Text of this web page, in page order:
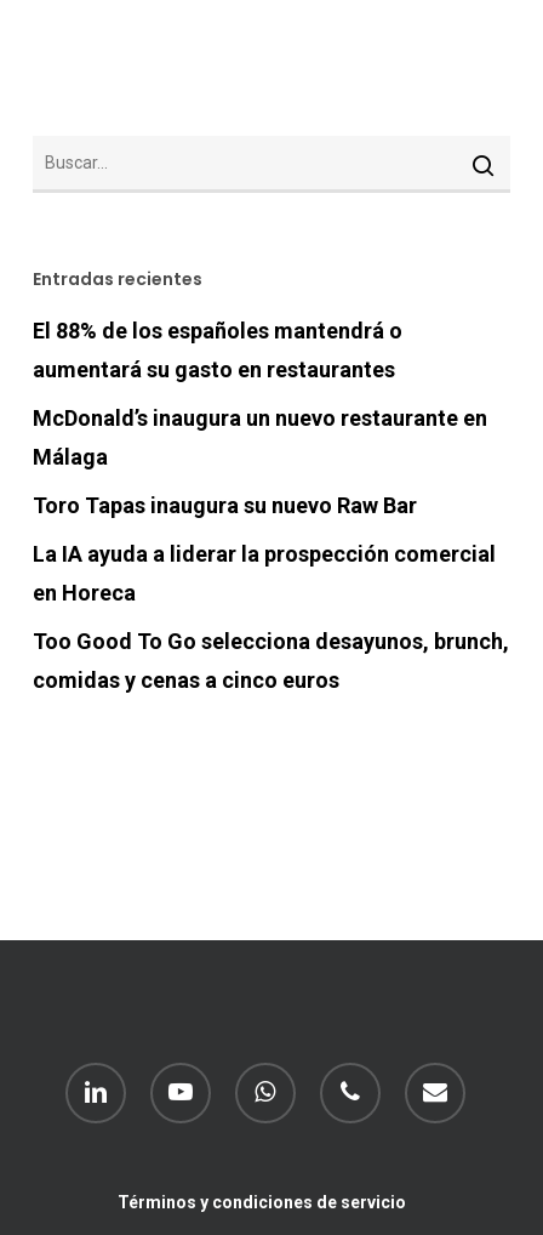
Entradas recientes
El 88% de los españoles mantendrá o
aumentará su gasto en restaurantes
McDonald’s inaugura un nuevo restaurante en
Málaga
Toro Tapas inaugura su nuevo Raw Bar
La IA ayuda a liderar la prospección comercial
en Horeca
Too Good To Go selecciona desayunos, brunch,
comidas y cenas a cinco euros
linkedin youtube whatsapp phone email
Términos y condiciones de servicio